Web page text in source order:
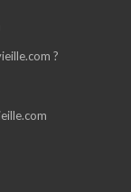
?